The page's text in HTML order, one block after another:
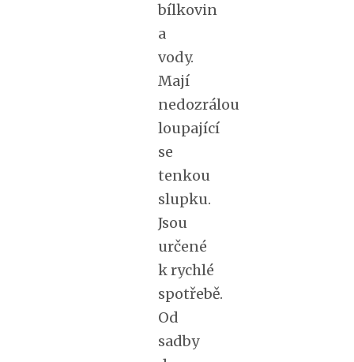
bílkovin
a
vody.
Mají
nedozrálou
loupající
se
tenkou
slupku.
Jsou
určené
k rychlé
spotřebě.
Od
sadby